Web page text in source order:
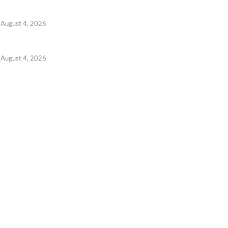
6, 2026
August 4, 2026
August 4, 2026